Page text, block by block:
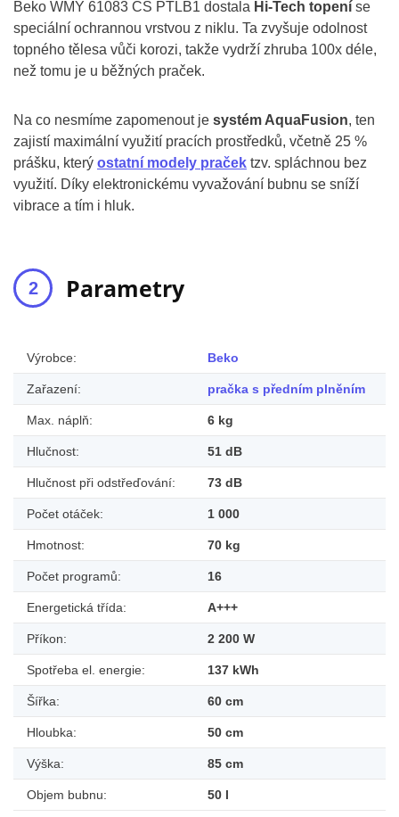
Beko WMY 61083 CS PTLB1 dostala Hi-Tech topení se
speciální ochrannou vrstvou z niklu. Ta zvyšuje odolnost
topného tělesa vůči korozi, takže vydrží zhruba 100x déle,
než tomu je u běžných praček.
Na co nesmíme zapomenout je systém AquaFusion, ten
zajistí maximální využití pracích prostředků, včetně 25 %
prášku, který ostatní modely praček tzv. spláchnou bez
využití. Díky elektronickému vyvažování bubnu se sníží
vibrace a tím i hluk.
Parametry
Výrobce: Beko
Zařazení: pračka s předním plněním
Max. náplň: 6 kg
Hlučnost: 51 dB
Hlučnost při odstřeďování: 73 dB
Počet otáček: 1 000
Hmotnost: 70 kg
Počet programů: 16
Energetická třída: A+++
Příkon: 2 200 W
Spotřeba el. energie: 137 kWh
Šířka: 60 cm
Hloubka: 50 cm
Výška: 85 cm
Objem bubnu: 50 l